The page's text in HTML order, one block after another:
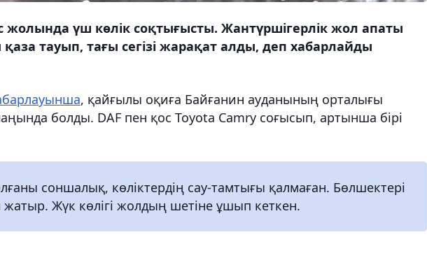
жолында үш көлік соқтығысты. Жантүршігерлік жол апаты
тауып, тағы сегізі жарақат алды, деп хабарлайды
, қайғылы оқиға Байғанин ауданының орталығы
болды. DAF пен қос Toyota Camry соғысып, артынша бірі
соншалық, көліктердің сау-тамтығы қалмаған. Бөлшектері
Жүк көлігі жолдың шетіне ұшып кеткен.